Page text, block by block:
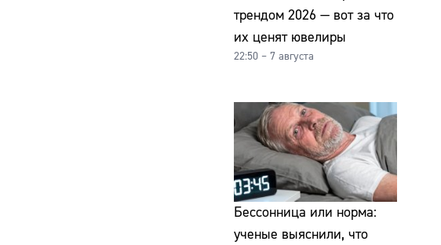
трендом 2026 — вот за что
их ценят ювелиры
22:50 – 7 августа
Бессонница или норма:
ученые выяснили, что